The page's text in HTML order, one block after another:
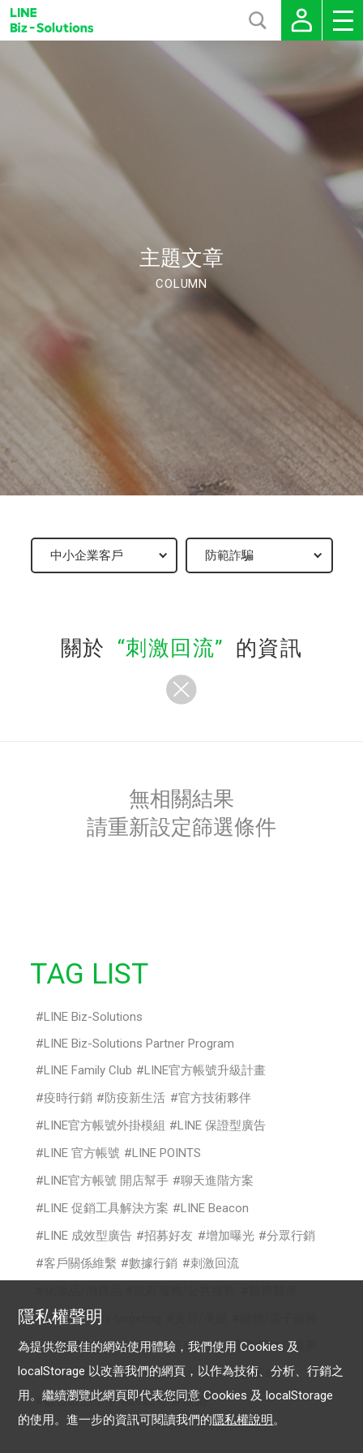
主題文章
COLUMN
關於 刺激回流 的資訊
無相關結果
請重新設定篩選條件
TAG LIST
LINE Biz-Solutions
LINE Biz-Solutions Partner Program
LINE Family Club
LINE官方帳號升級計畫
疫時行銷
防疫新生活
官方技術夥伴
LINE官方帳號外掛模組
LINE 保證型廣告
LINE 官方帳號
LINE POINTS
LINE官方帳號 開店幫手
聊天進階方案
LINE 促銷工具解決方案
LINE Beacon
LINE 成效型廣告
招募好友 增加曝光
分眾行銷
客戶關係維繫
數據行銷
刺激回流
時尚
cross targeting
食品/餐飲
你的生意LINE來放大
電商行銷新境界
認證帳號
專屬ID OA Plus
LAP行銷策略
數位啟點學堂
2022 影音贏銷
隱私權聲明
為提供您最佳的網站使用體驗，我們使用 Cookies 及
localStorage 以改善我們的網頁，以作為技術、分析、行銷之
用。繼續瀏覽此網頁即代表您同意 Cookies 及 localStorage
的使用。進一步的資訊可閱讀我們的隱私權說明。